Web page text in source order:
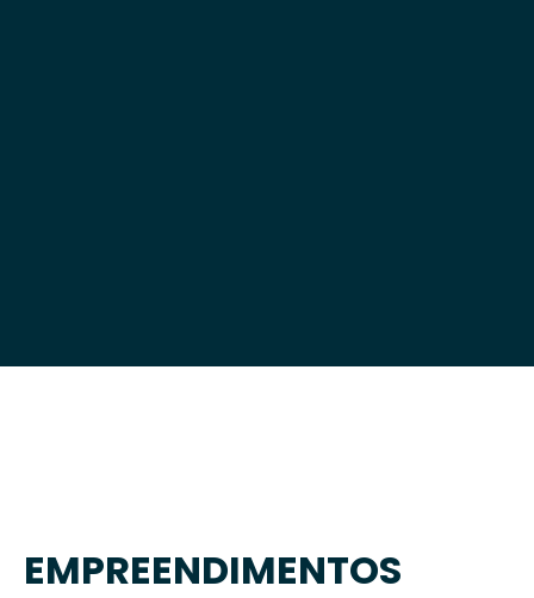
EMPREENDIMENTOS